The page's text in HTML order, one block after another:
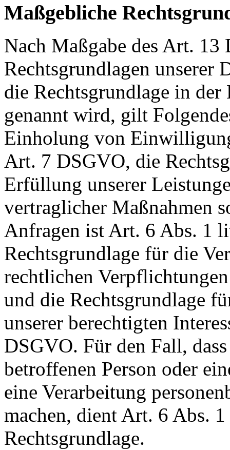
Maßgebliche
Nach Maßgabe des Art.
Rechtsgrundlagen unserer
die Rechtsgrundlage in
genannt wird, gilt
Einholung von
Art. 7 DSGVO, die
Erfüllung unserer
vertraglicher Maßnahmen
Anfragen ist Art. 6 Abs. 1
Rechtsgrundlage für die
rechtlichen
und die Rechtsgrundlage
unserer berechtigten
DSGVO. Für den Fall,
betroffenen Person oder
eine Verarbeitung
machen, dient Art. 6 Abs.
Rechtsgrundlage.